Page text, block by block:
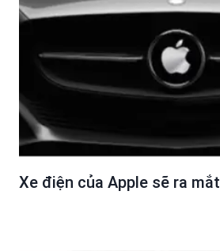
Xe điện của Apple sẽ ra